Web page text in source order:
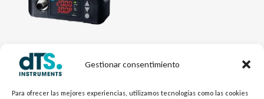
Gestionar consentimiento
Para ofrecer las mejores experiencias, utilizamos tecnologías como las cookies
Caudal - dTSFlow
Caudalímetro ultrasónico